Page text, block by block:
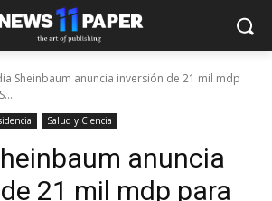
Sheinbaum anuncia inversión de 21 mil mdp
Salud y Ciencia
anuncia
21 mil mdp para